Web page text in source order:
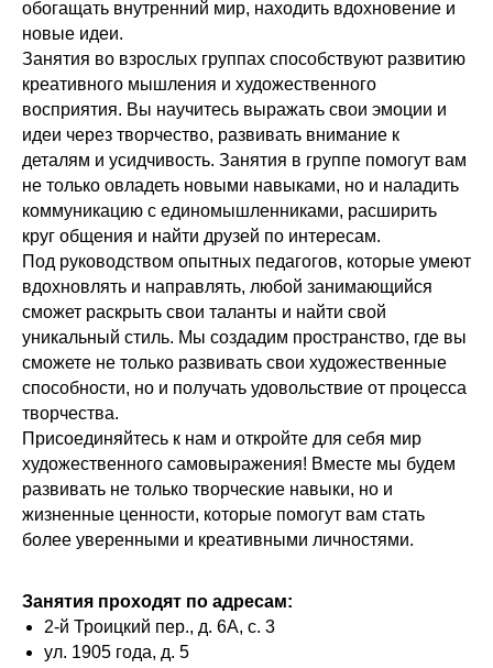
обогащать внутренний мир, находить вдохновение и
новые идеи.
Занятия во взрослых группах способствуют развитию
креативного мышления и художественного
восприятия. Вы научитесь выражать свои эмоции и
идеи через творчество, развивать внимание к
деталям и усидчивость. Занятия в группе помогут вам
не только овладеть новыми навыками, но и наладить
коммуникацию с единомышленниками, расширить
круг общения и найти друзей по интересам.
Под руководством опытных педагогов, которые умеют
вдохновлять и направлять, любой занимающийся
сможет раскрыть свои таланты и найти свой
уникальный стиль. Мы создадим пространство, где вы
сможете не только развивать свои художественные
способности, но и получать удовольствие от процесса
творчества.
Присоединяйтесь к нам и откройте для себя мир
художественного самовыражения! Вместе мы будем
развивать не только творческие навыки, но и
жизненные ценности, которые помогут вам стать
более уверенными и креативными личностями.
Занятия проходят по адресам:
2-й Троицкий пер., д. 6А, с. 3
ул. 1905 года, д. 5